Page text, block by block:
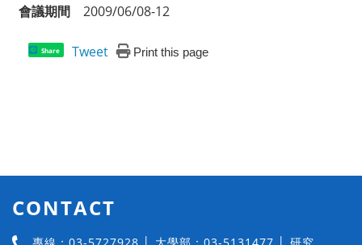
會議期間
2009/06/08-12
Share Tweet Print this page
CONTACT